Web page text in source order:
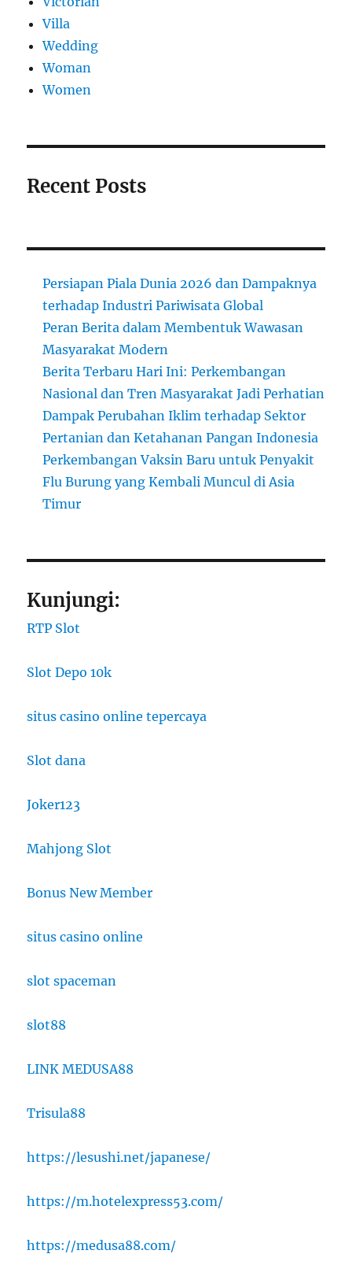
Villa
Wedding
Woman
Women
Recent Posts
Persiapan Piala Dunia 2026 dan Dampaknya
terhadap Industri Pariwisata Global
Peran Berita dalam Membentuk Wawasan
Masyarakat Modern
Berita Terbaru Hari Ini: Perkembangan
Nasional dan Tren Masyarakat Jadi Perhatian
Dampak Perubahan Iklim terhadap Sektor
Pertanian dan Ketahanan Pangan Indonesia
Perkembangan Vaksin Baru untuk Penyakit
Flu Burung yang Kembali Muncul di Asia
Timur
Kunjungi:
RTP Slot
Slot Depo 10k
situs casino online tepercaya
Slot dana
Joker123
Mahjong Slot
Bonus New Member
situs casino online
slot spaceman
slot88
LINK MEDUSA88
Trisula88
https://lesushi.net/japanese/
https://m.hotelexpress53.com/
https://medusa88.com/